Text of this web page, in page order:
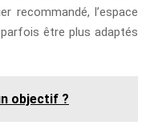
recommandé, l’espace
être plus adaptés
objectif ?